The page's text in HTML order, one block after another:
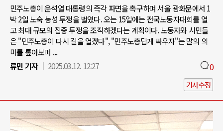
민주노총이 윤석열 대통령의 즉각 파면을 촉구하며 서울 광화문에서 1
박 2일 노숙 농성 투쟁을 벌였다. 오는 15일에는 전국노동자대회를 열
고 최대 규모의 집중 투쟁을 조직하겠다는 계획이다. 노동자와 시민들
은 "민주노총이 다시 길을 열겠다", "민주노총답게 싸우자"는 말의 의
미를 톺아보며 ...
류민 기자
2025.03.12. 12:27 0
기사수정